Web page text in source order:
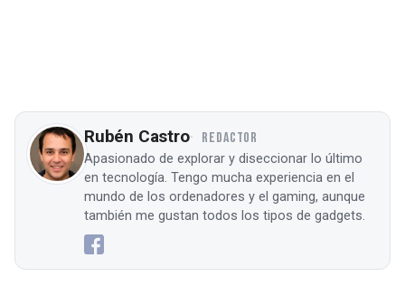
Rubén Castro REDACTOR
Apasionado de explorar y diseccionar lo último
en tecnología. Tengo mucha experiencia en el
mundo de los ordenadores y el gaming, aunque
también me gustan todos los tipos de gadgets.